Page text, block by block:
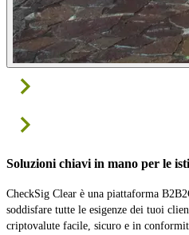
Soluzioni chiavi in mano per le
CheckSig Clear è una piattaforma
soddisfare tutte le esigenze dei tuoi
criptovalute facile, sicuro e in